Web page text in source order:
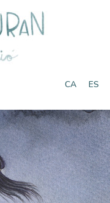
CA ES